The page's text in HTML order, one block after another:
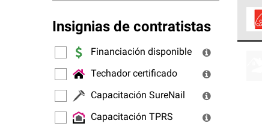
Insignias de contratistas
Financiación disponible
Techador certificado
Capacitación SureNail
Capacitación TPRS